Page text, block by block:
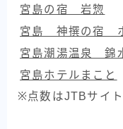
宮島の宿 岩惣
宮島 神撰の宿
宮島潮湯温泉 錦
宮島ホテルまこと
※点数はJTBサイ